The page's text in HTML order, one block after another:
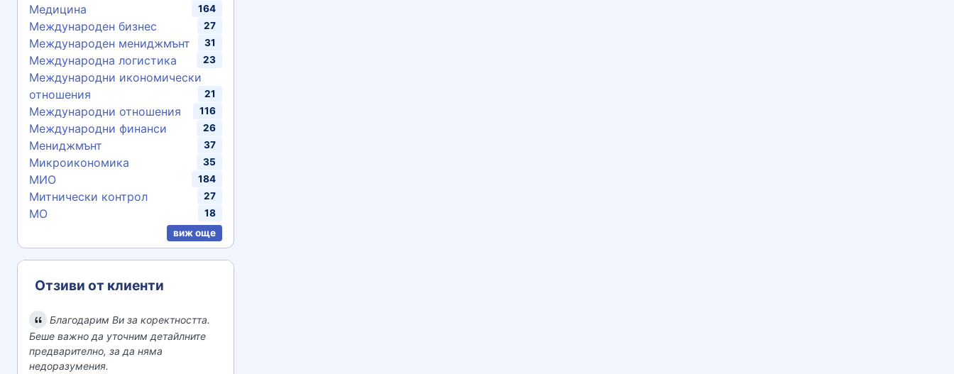
Медицина 164
Международен бизнес 27
Международен мениджмънт 31
Международна логистика 23
Международни икономически
отношения
21
Международни отношения 116
Международни финанси 26
Мениджмънт 37
Микроикономика 35
МИО 184
Митнически контрол 27
МО
18
виж още
Отзиви от клиенти
Благодарим Ви за коректността.
Беше важно да уточним детайлните
предварително, за да няма
недоразумения.